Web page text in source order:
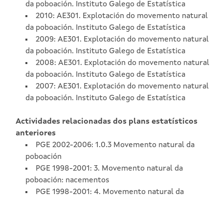
da poboación. Instituto Galego de Estatística
2010: AE301. Explotación do movemento natural
da poboación. Instituto Galego de Estatística
2009: AE301. Explotación do movemento natural
da poboación. Instituto Galego de Estatística
2008: AE301. Explotación do movemento natural
da poboación. Instituto Galego de Estatística
2007: AE301. Explotación do movemento natural
da poboación. Instituto Galego de Estatística
Actividades relacionadas dos plans estatísticos
anteriores
PGE 2002-2006: 1.0.3 Movemento natural da
poboación
PGE 1998-2001: 3. Movemento natural da
poboación: nacementos
PGE 1998-2001: 4. Movemento natural da